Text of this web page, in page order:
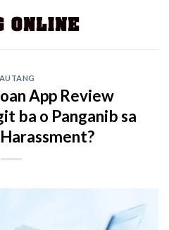
App Review
ba o Panganib sa